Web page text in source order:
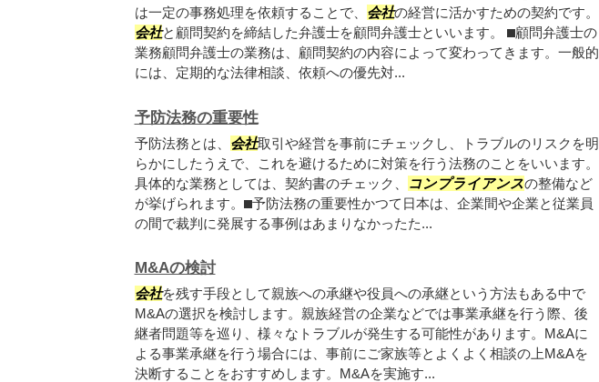
は一定の事務処理を依頼することで、 会社の経営に活かすための契約です。
会社と顧問契約を締結した弁護士を顧問弁護士といいます。 ⬛︎顧問弁護士の
業務顧問弁護士の業務は、顧問契約の内容によって変わってきます。一般的
には、定期的な法律相談、依頼への優先対...
予防法務の重要性
予防法務とは、 会社取引や経営を事前にチェックし、トラブルのリスクを明
らかにしたうえで、これを避けるために対策を行う法務のことをいいます。
具体的な業務としては、契約書のチェック、
コンプライアンスの整備など
が挙げられます。⬛︎予防法務の重要性かつて日本は、企業間や企業と従業員
の間で裁判に発展する事例はあまりなかったた...
M&Aの検討
会社を残す手段として親族への承継や役員への承継という方法もある中で
M&Aの選択を検討します。親族経営の企業などでは事業承継を行う際、後
継者問題等を巡り、様々なトラブルが発生する可能性があります。M&Aに
よる事業承継を行う場合には、事前にご家族等とよくよく相談の上M&Aを
決断することをおすすめします。M&Aを実施す...